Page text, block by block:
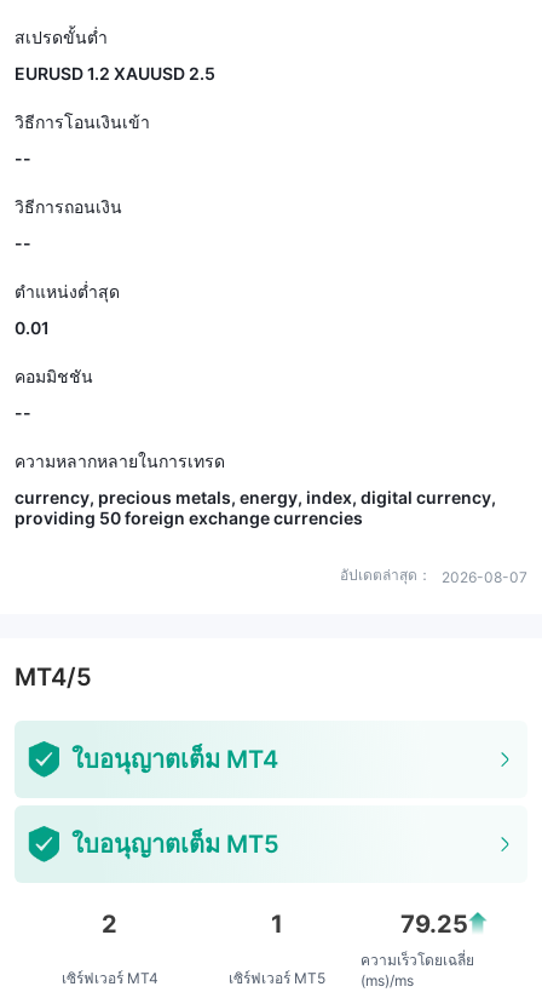
สเปรดขั้นต่ำ
EURUSD 1.2 XAUUSD 2.5
วิธีการโอนเงินเข้า
--
วิธีการถอนเงิน
--
ตำแหน่งต่ำสุด
0.01
คอมมิชชัน
--
ความหลากหลายในการเทรด
currency, precious metals, energy, index, digital currency,
providing 50 foreign exchange currencies
อัปเดตล่าสุด： 2026-08-07
MT4/5
ใบอนุญาตเต็ม MT4
ใบอนุญาตเต็ม MT5
2
เซิร์ฟเวอร์ MT4
1
เซิร์ฟเวอร์ MT5
79.25
ความเร็วโดยเฉลี่ย
(ms)/ms